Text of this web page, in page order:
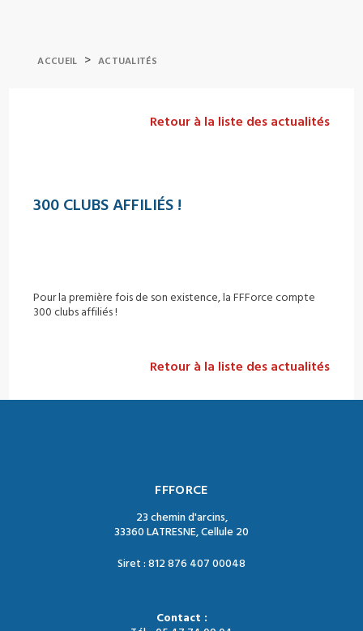
ACCUEIL > ACTUALITÉS
Retour à la liste des actualités
300 CLUBS AFFILIÉS !
Pour la première fois de son existence, la FFForce compte
300 clubs affiliés !
Retour à la liste des actualités
FFFORCE
23 chemin d'arcins,
33360 LATRESNE, Cellule 20
Siret : 812 876 407 00048
Contact :